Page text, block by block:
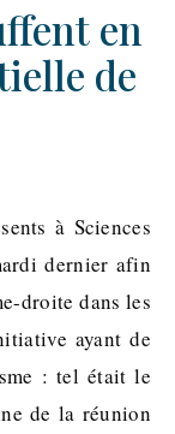
en
de
dernier afin
droite dans les
ayant de
: tel était le
de la réunion